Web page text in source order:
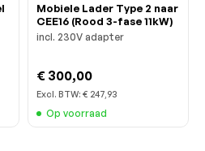
Mobiele Lader Type 2 naar
CEE16 (Rood 3-fase 11kW)
incl. 230V adapter
€ 300,00
Excl. BTW: € 247,93
Op voorraad